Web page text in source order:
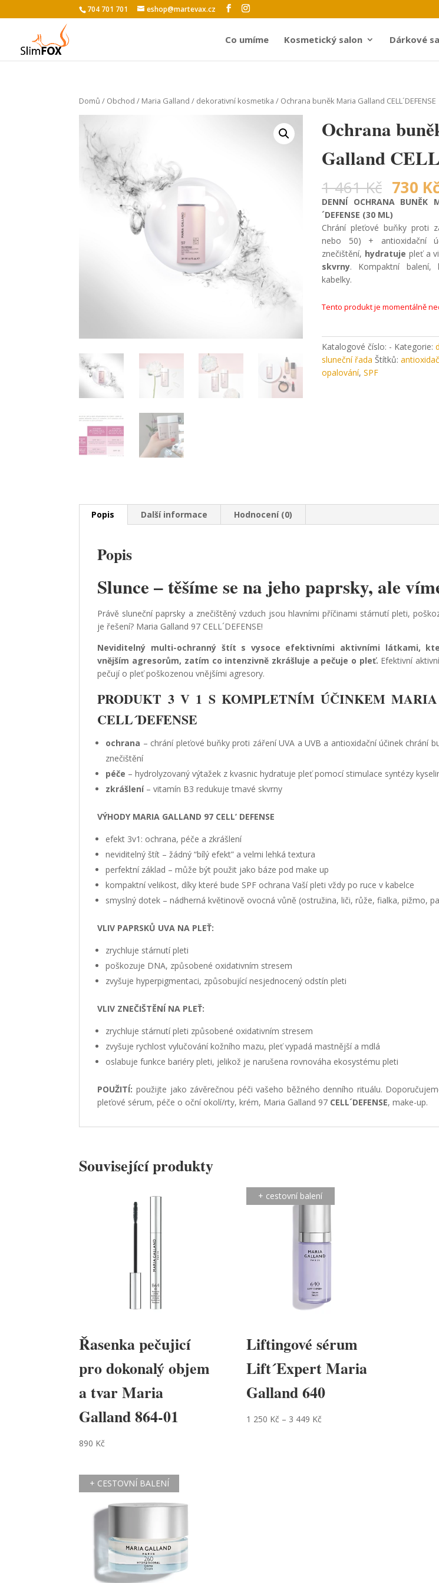
704 701 701 eshop@martevax.cz
Co umíme Kosmetický salon Dárkové
Domů / Obchod / Maria Galland / dekorativní kosmetika / Ochrana buněk Maria Galland CELL´DEFENSE
Ochrana
Galland
1 461Kč 730
DENNÍ OCHRANA BUNĚK
´DEFENSE (30 ML)
Chrání pleťové buňky proti
nebo 50) + antioxidační
znečištění, hydratuje pleť a
skvrny. Kompaktní
kabelky.
Tento produkt je momentálně
Katalogové číslo: - Kategorie:
sluneční řada Štítků:
opalování,SPF
Popis Další informace Hodnocení (0)
Popis
Slunce – těšíme se na jeho paprsky, ale
Právě sluneční paprsky a znečištěný vzduch jsou hlavními příčinami stárnutí pleti,
je řešení? Maria Galland 97 CELL´DEFENSE!
Neviditelný multi-ochranný štít s vysoce efektivními aktivními látkami,
vnějším agresorům, zatím co intenzivně zkrášluje a pečuje o pleť. Efektivní
pečují o pleť poškozenou vnějšími agresory.
PRODUKT 3 V 1 S KOMPLETNÍM ÚČINKEM
CELL´DEFENSE
ochrana – chrání pleťové buňky proti záření UVA a UVB a antioxidační účinek chrání
znečištění
péče – hydrolyzovaný výtažek z kvasnic hydratuje pleť pomocí stimulace syntézy
zkrášlení– vitamín B3 redukuje tmavé skvrny
VÝHODY MARIA GALLAND 97 CELL’ DEFENSE
efekt 3v1: ochrana, péče a zkrášlení
neviditelný štít – žádný “bílý efekt” a velmi lehká textura
perfektní základ – může být použit jako báze pod make up
kompaktní velikost, díky které bude SPF ochrana Vaší pleti vždy po ruce v kabelce
smyslný dotek – nádherná květinově ovocná vůně (ostružina, liči, růže, fialka, pižmo,
VLIV PAPRSKŮ UVA NA PLEŤ:
zrychluje stárnutí pleti
poškozuje DNA, způsobené oxidativním stresem
zvyšuje hyperpigmentaci, způsobující nesjednocený odstín pleti
VLIV ZNEČIŠTĚNÍ NA PLEŤ:
zrychluje stárnutí pleti způsobené oxidativním stresem
zvyšuje rychlost vylučování kožního mazu, pleť vypadá mastnější a mdlá
oslabuje funkce bariéry pleti, jelikož je narušena rovnováha ekosystému pleti
POUŽITÍ: použijte jako závěrečnou péči vašeho běžného denního rituálu.
pleťové sérum, péče o oční okolí/rty, krém, Maria Galland 97 CELL´DEFENSE, make-up.
Související produkty
Řasenka pečujicí
pro dokonalý objem
a tvar Maria
Galland 864-01
890 Kč
+ cestovní balení
Liftingové sérum
Lift´Expert Maria
Galland 640
1 250 Kč – 3 449 Kč
+ CESTOVNÍ BALENÍ